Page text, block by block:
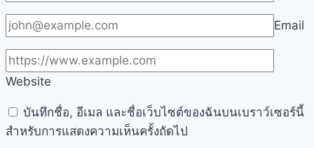
Email
Website
บันทึกชื่อ, อีเมล และชื่อเว็บไซต์ของฉันบนเบราว์เซอร์นี้
สำหรับการแสดงความเห็นครั้งถัดไป